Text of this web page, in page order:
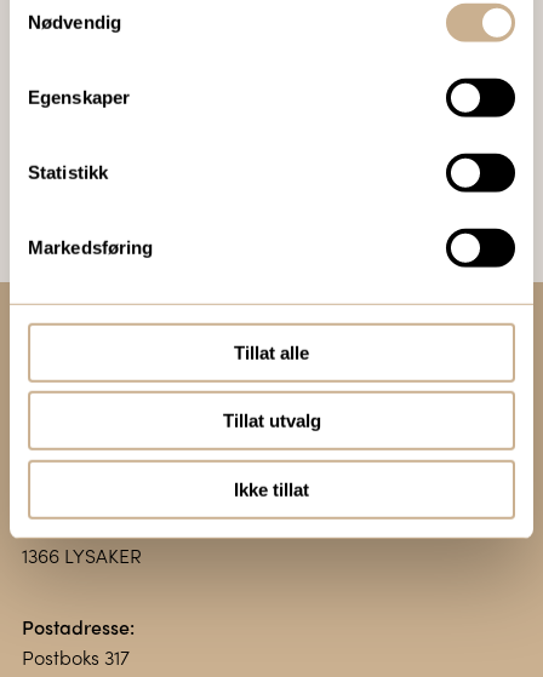
Nødvendig
Egenskaper
Statistikk
Markedsføring
Tillat alle
Tillat utvalg
Ikke tillat
To ganger i året sender vi ut vårt gratis kundemagasin
og mikroskopi.
Bestill Ortomedia
+47 67 51 86 00
ortomedic@ortomedic.no
Vollsveien 13 E
1366 LYSAKER
Postadresse:
Postboks 317